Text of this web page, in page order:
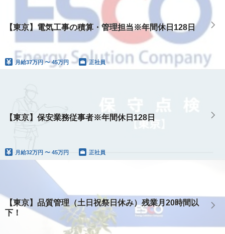
【東京】電気工事の積算・管理担当※年間休日128日
月給37万円 〜 45万円 正社員
【東京】保安業務従事者※年間休日128日
月給32万円 〜 45万円 正社員
【東京】品質管理（土日祝祭日休み）残業月20時間以
下！